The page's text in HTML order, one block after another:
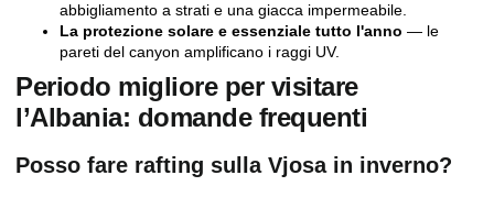
abbigliamento a strati e una giacca impermeabile.
La protezione solare e essenziale tutto l'anno — le
pareti del canyon amplificano i raggi UV.
Periodo migliore per visitare
l’Albania: domande frequenti
Posso fare rafting sulla Vjosa in inverno?